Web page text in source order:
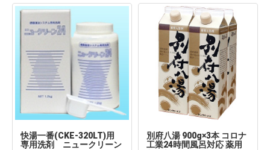
快湯一番(CKE-320LT)用
専用洗剤 ニュークリーン
別府八湯 900g×3本 コロナ
工業24時間風呂対応 薬用